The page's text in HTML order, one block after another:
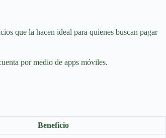
que la hacen ideal para quienes buscan pagar
por medio de apps móviles.
Beneficio